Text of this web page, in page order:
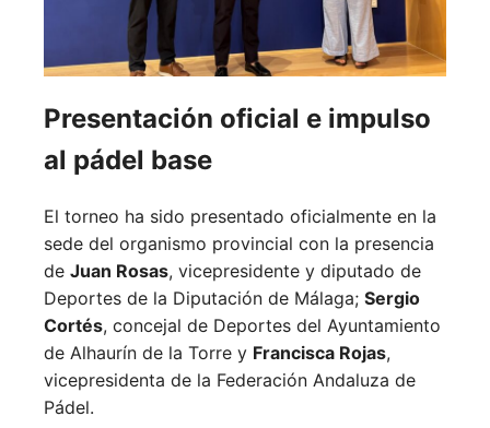
Presentación oficial e impulso
al pádel base
El torneo ha sido presentado oficialmente en la
sede del organismo provincial con la presencia
de Juan Rosas, vicepresidente y diputado de
Deportes de la Diputación de Málaga; Sergio
Cortés, concejal de Deportes del Ayuntamiento
de Alhaurín de la Torre y Francisca Rojas,
vicepresidenta de la Federación Andaluza de
Pádel.